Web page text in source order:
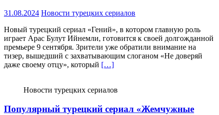
31.08.2024 Новости турецких сериалов
Новый турецкий сериал «Гений», в котором главную роль
играет Арас Булут Ийнемли, готовится к своей долгожданной
премьере 9 сентября. Зрители уже обратили внимание на
тизер, вышедший с захватывающим слоганом «Не доверяй
даже своему отцу», который […]
Новости турецких сериалов
Популярный турецкий сериал «Жемчужные